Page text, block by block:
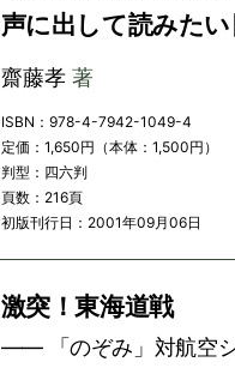
声に出して読みた
齋藤孝著
ISBN：978-4-7942-1049-4
定価：1,650円（本体：1,500円）
判型：四六判
頁数：216頁
初版刊行日：2001年09月06日
激突！東海道戦
―― 「のぞみ」対航空